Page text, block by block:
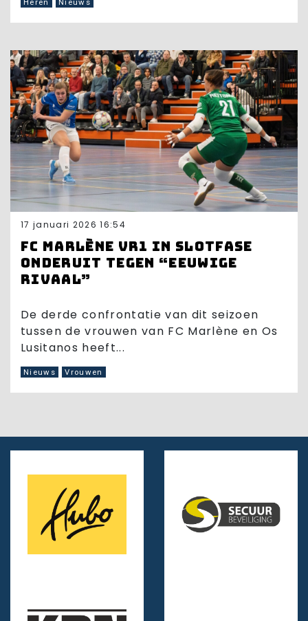
17 januari 2026 16:54
FC Marlène VR1 in slotfase
onderuit tegen “eeuwige
rivaal”
De derde confrontatie van dit seizoen
tussen de vrouwen van FC Marlène en Os
Lusitanos heeft...
Nieuws Vrouwen